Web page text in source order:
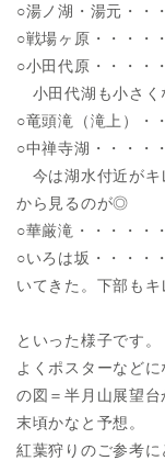
○湯ノ湖・湯元・・
○戦場ヶ原・・・・
○小田代原・・・・
小田代湖も小さく
○竜頭滝（滝上）・
○中禅寺湖・・・・
今は湖水付近がキ
から見るのが◎
○華厳滝・・・・・
○いろは坂・・・・
いてきた。下部も
といった様子です。
よくポスターなど
の図＝半月山展望
末頃かなと予想。
紅葉狩りのご参考に